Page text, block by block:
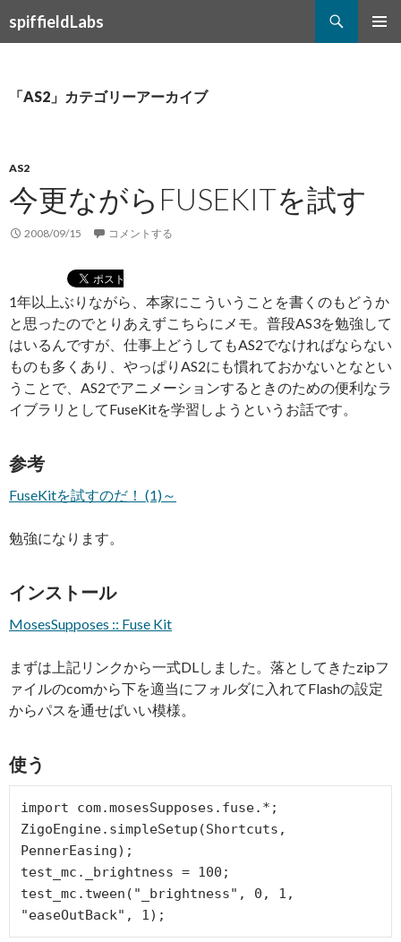
spiffieldLabs
索
ン
キ
プ
「AS2」カテゴリーアーカイブ
AS2
今更ながらFUSEKITを試す
2008/09/15 コメントする
1年以上ぶりながら、本家にこういうことを書くのもどうか
と思ったのでとりあえずこちらにメモ。普段AS3を勉強して
はいるんですが、仕事上どうしてもAS2でなければならない
ものも多くあり、やっぱりAS2にも慣れておかないとなとい
うことで、AS2でアニメーションするときのための便利なラ
イブラリとしてFuseKitを学習しようというお話です。
参考
FuseKitを試すのだ！ (1)～
勉強になります。
インストール
MosesSupposes :: Fuse Kit
まずは上記リンクから一式DLしました。落としてきたzipフ
ァイルのcomから下を適当にフォルダに入れてFlashの設定
からパスを通せばいい模様。
使う
import com.mosesSupposes.fuse.*;
ZigoEngine.simpleSetup(Shortcuts,
PennerEasing);
test_mc._brightness = 100;
test_mc.tween("_brightness", 0, 1,